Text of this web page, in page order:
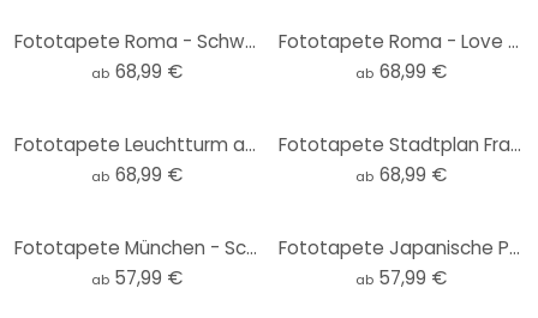
Fototapete Roma - Schwarz-Weiß - Love your City
ab 68,99 €
Fototapete Roma - Love your City
ab 68,99 €
Fototapete Leuchtturm auf Hiddensee
ab 68,99 €
Fototapete Stadtplan Frankfurt
ab 68,99 €
Fototapete München - Schwarz-Weiß - Love your City
ab 57,99 €
Fototapete Japanische Pagode mit Kirschblüten - Jaszke
ab 57,99 €